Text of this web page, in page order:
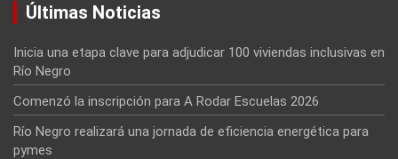
Últimas Noticias
Inicia una etapa clave para adjudicar 100 viviendas inclusivas en
Río Negro
Comenzó la inscripción para A Rodar Escuelas 2026
Río Negro realizará una jornada de eficiencia energética para
pymes